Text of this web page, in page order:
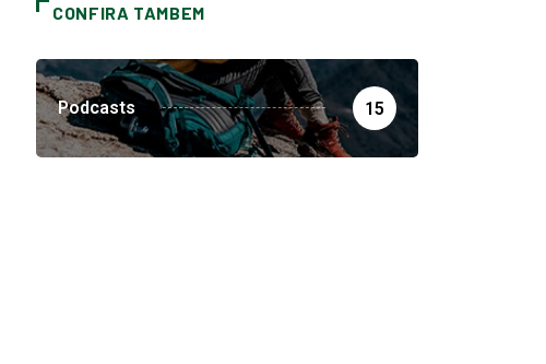
CONFIRA TAMBEM
Podcasts 15